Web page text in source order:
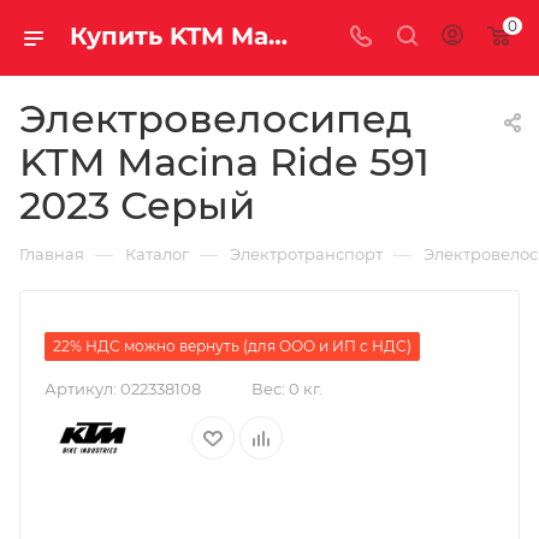
Купить KTM Macina Ride 591 2023 Серый за рублей, а со скидкой 0
Электровелосипед
KTM Macina Ride 591
2023 Серый
Главная — Каталог — Электротранспорт —
22% НДС можно вернуть (для ООО и ИП с НДС)
Артикул: 022338108 Вес: 0 кг.